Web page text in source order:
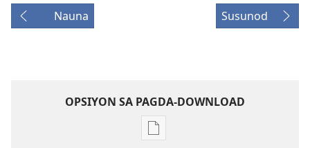
Nauna Susunod
OPSIYON SA PAGDA-DOWNLOAD
Opsiyon